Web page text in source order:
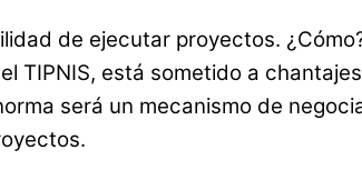
de ejecutar proyectos.
TIPNIS, está sometido a
será un mecanismo de